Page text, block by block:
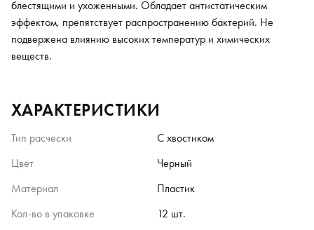
блестящими и ухоженными. Обладает антистатическим
эффектом, препятствует распространению бактерий. Не
подвержена влиянию высоких температур и химических
веществ.
ХАРАКТЕРИСТИКИ
Тип расчески
С хвостиком
Цвет
Черный
Материал
Пластик
Кол-во в упаковке
12 шт.